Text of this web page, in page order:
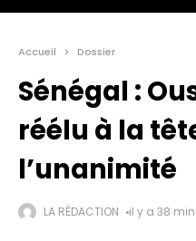
Accueil Dossier
Sénégal :
réélu à la
l’unanimité
LA RÉDACTION il y a 38